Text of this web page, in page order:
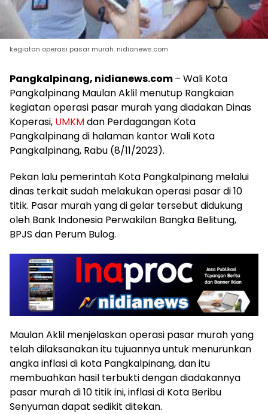
kegiatan operasi pasar murah. nidianews.com
Pangkalpinang, nidianews.com– Wali Kota
Pangkalpinang Maulan Aklil menutup Rangkaian
kegiatan operasi pasar murah yang diadakan Dinas
Koperasi, UMKMdan Perdagangan Kota
Pangkalpinang di halaman kantor Wali Kota
Pangkalpinang, Rabu (8/11/2023).
Pekan lalu pemerintah Kota Pangkalpinang melalui
dinas terkait sudah melakukan operasi pasar di 10
titik. Pasar murah yang di gelar tersebut didukung
oleh Bank Indonesia Perwakilan Bangka Belitung,
BPJS dan Perum Bulog.
Maulan Aklil menjelaskan operasi pasar murah yang
telah dilaksanakan itu tujuannya untuk menurunkan
angka inflasi di kota Pangkalpinang, dan itu
membuahkan hasil terbukti dengan diadakannya
pasar murah di 10 titik ini, inflasi di Kota Beribu
Senyuman dapat sedikit ditekan.